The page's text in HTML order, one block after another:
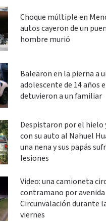
Choque múltiple en
autos cayeron de un
hombre murió
Balearon en la pierna a
adolescente de 14 años
detuvieron a un familiar
Despistaron por el hielo
con su auto al Nahuel
una nena y sus papás
lesiones
Video: una camioneta
contramano por avenida
Circunvalación durante
viernes